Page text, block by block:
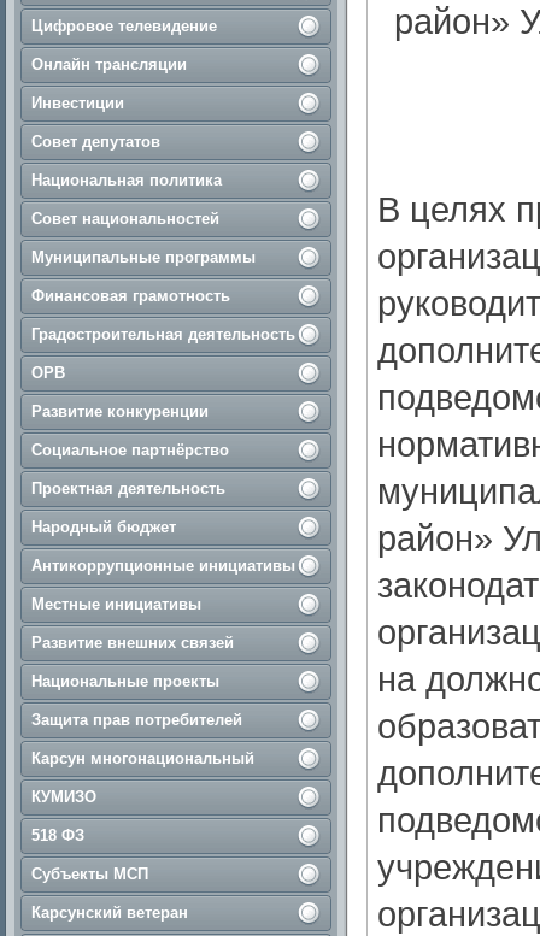
Цифровое телевидение
Онлайн трансляции
Инвестиции
Совет депутатов
Национальная политика
Совет национальностей
Муниципальные программы
Финансовая грамотность
Градостроительная деятельность
ОРВ
Развитие конкуренции
Социальное партнёрство
Проектная деятельность
Народный бюджет
Антикоррупционные инициативы
Местные инициативы
Развитие внешних связей
Национальные проекты
Защита прав потребителей
Карсун многонациональный
КУМИЗО
518 ФЗ
Субъекты МСП
Карсунский ветеран
район»
В целях
район»
на